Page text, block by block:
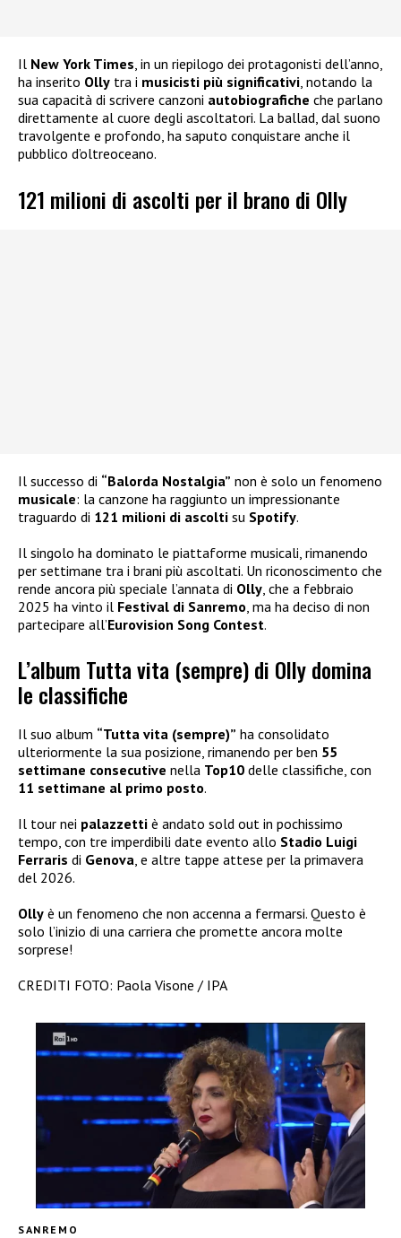
Il New York Times, in un riepilogo dei protagonisti dell’anno,
ha inserito Olly tra i musicisti più significativi, notando la
sua capacità di scrivere canzoni autobiografiche che parlano
direttamente al cuore degli ascoltatori. La ballad, dal suono
travolgente e profondo, ha saputo conquistare anche il
pubblico d’oltreoceano.
121 milioni di ascolti per il brano di Olly
Il successo di “Balorda Nostalgia” non è solo un fenomeno
musicale: la canzone ha raggiunto un impressionante
traguardo di 121 milioni di ascolti su Spotify.
Il singolo ha dominato le piattaforme musicali, rimanendo
per settimane tra i brani più ascoltati. Un riconoscimento che
rende ancora più speciale l’annata di Olly , che a febbraio
2025 ha vinto il Festival di Sanremo , ma ha deciso di non
partecipare all’Eurovision Song Contest.
L’album Tutta vita (sempre) di Olly domina
le classifiche
Il suo album “Tutta vita (sempre)” ha consolidato
ulteriormente la sua posizione, rimanendo per ben 55
settimane consecutive nella Top10 delle classifiche, con
11 settimane al primo posto.
Il tour nei palazzetti è andato sold out in pochissimo
tempo, con tre imperdibili date evento allo Stadio Luigi
Ferraris di Genova, e altre tappe attese per la primavera
del 2026.
Olly è un fenomeno che non accenna a fermarsi. Questo è
solo l’inizio di una carriera che promette ancora molte
sorprese!
CREDITI FOTO: Paola Visone / IPA
SANREMO